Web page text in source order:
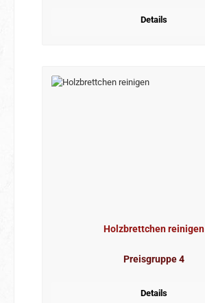
Details
Holzbrettchen reinigen
Preisgruppe 4
Details